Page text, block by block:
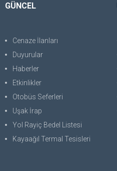
GÜNCEL
Cenaze İlanları
Duyurular
Haberler
Etkinlikler
Otobüs Seferleri
Uşak İrap
Yol Rayiç Bedel Listesi
Kayaağıl Termal Tesisleri